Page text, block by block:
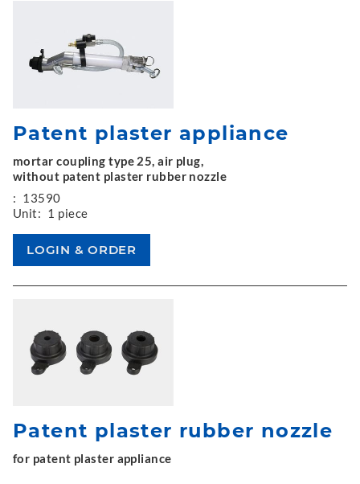
Patent plaster appliance
mortar coupling type 25, air plug,
without patent plaster rubber nozzle
: 13590
Unit: 1 piece
Patent plaster rubber nozzle
for patent plaster appliance